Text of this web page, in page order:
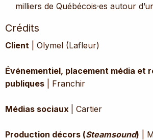
milliers de Québécois·es autour
Crédits
Client | Olymel (Lafleur)
Événementiel, placement média et
publiques | Franchir
Médias sociaux | Cartier
Production décors (Steamsound) |